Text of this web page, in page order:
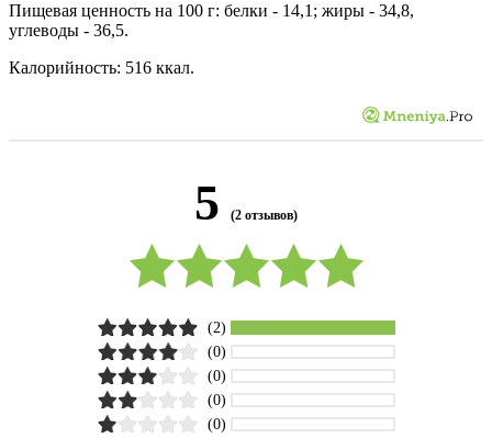
Пищевая ценность на 100 г: белки - 14,1; жиры - 34,8,
углеводы - 36,5.
Калорийность: 516 ккал.
5 (2 отзывов)
(2)
(0)
(0)
(0)
(0)